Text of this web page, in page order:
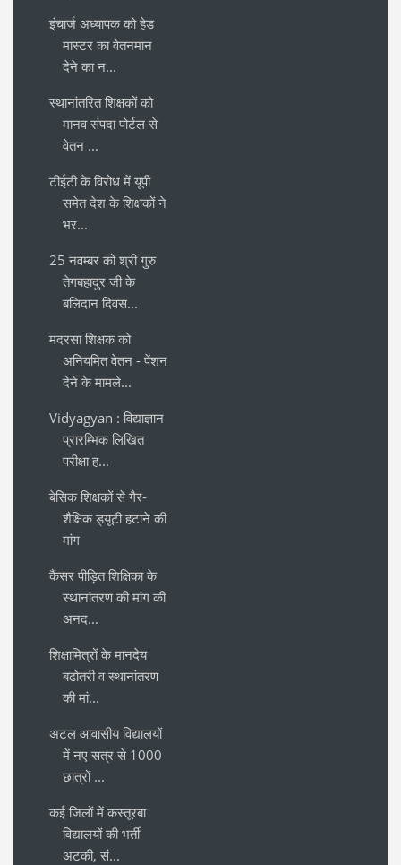
इंचार्ज अध्यापक को हेड
मास्टर का वेतनमान
देने का न...
स्थानांतरित शिक्षकों को
मानव संपदा पोर्टल से
वेतन ...
टीईटी के विरोध में यूपी
समेत देश के शिक्षकों ने
भर...
25 नवम्बर को श्री गुरु
तेगबहादुर जी के
बलिदान दिवस...
मदरसा शिक्षक को
अनियमित वेतन - पेंशन
देने के मामले...
Vidyagyan : विद्याज्ञान
प्रारम्भिक लिखित
परीक्षा ह...
बेसिक शिक्षकों से गैर-
शैक्षिक ड्यूटी हटाने की
मांग
कैंसर पीड़ित शिक्षिका के
स्थानांतरण की मांग की
अनद...
शिक्षामित्रों के मानदेय
बढोतरी व स्थानांतरण
की मां...
अटल आवासीय विद्यालयों
में नए सत्र से 1000
छात्रों ...
कई जिलों में कस्तूरबा
विद्यालयों की भर्ती
अटकी, सं...